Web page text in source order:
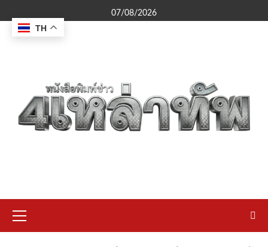
to
content
07/08/2026
Menu
TH